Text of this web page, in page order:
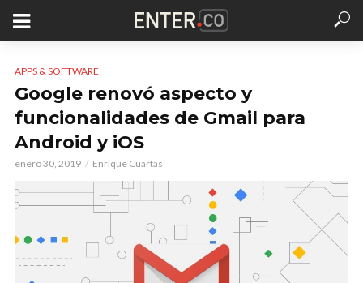
APPS & SOFTWARE
Google renovó aspecto y
funcionalidades de Gmail para
Android y iOS
enero 30, 2019 Enrique Cuartas